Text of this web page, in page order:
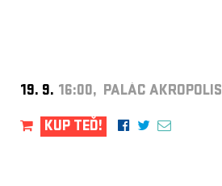
19. 9. 16:00, PALÁC AKROPOLIS
KUP TEĎ!